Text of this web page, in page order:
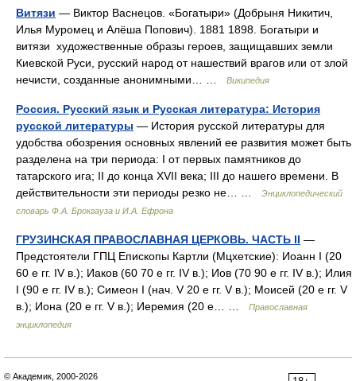
Витязи — Виктор Васнецов. «Богатыри» (Добрыня Никитич,
Илья Муромец и Алёша Попович). 1881 1898. Богатыри и
витязи художественные образы героев, защищавших земли
Киевской Руси, русский народ от нашествий врагов или от злой
нечисти, созданные анонимными… …
Википедия
Россия. Русский язык и Русская литература: История
русской литературы — История русской литературы для
удобства обозрения основных явлений ее развития может быть
разделена на три периода: I от первых памятников до
татарского ига; II до конца XVII века; III до нашего времени. В
действительности эти периоды резко не… …
Энциклопедический
словарь Ф.А. Брокгауза и И.А. Ефрона
ГРУЗИНСКАЯ ПРАВОСЛАВНАЯ ЦЕРКОВЬ. ЧАСТЬ II —
Предстоятели ГПЦ Епископы Картли (Мцхетские): Иоанн I (20
60 е гг. IV в.); Иаков (60 70 е гг. IV в.); Иов (70 90 е гг. IV в.); Илия
I (90 е гг. IV в.); Симеон I (нач. V 20 е гг. V в.); Моисей (20 е гг. V
в.); Иона (20 е гг. V в.); Иеремия (20 е… …
Православная
энциклопедия
© Академик, 2000-2026